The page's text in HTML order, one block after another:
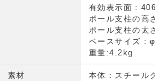
有効表示面：
ポール支柱の高
ポール支柱の太
ベースサイズ：
重量:4.2kg
素材
本体：スチール